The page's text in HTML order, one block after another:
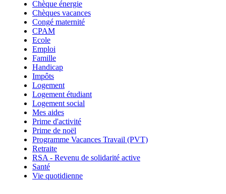
Chèque énergie
Chèques vacances
Congé maternité
CPAM
Ecole
Emploi
Famille
Handicap
Impôts
Logement
Logement étudiant
Logement social
Mes aides
Prime d'activité
Prime de noël
Programme Vacances Travail (PVT)
Retraite
RSA - Revenu de solidarité active
Santé
Vie quotidienne